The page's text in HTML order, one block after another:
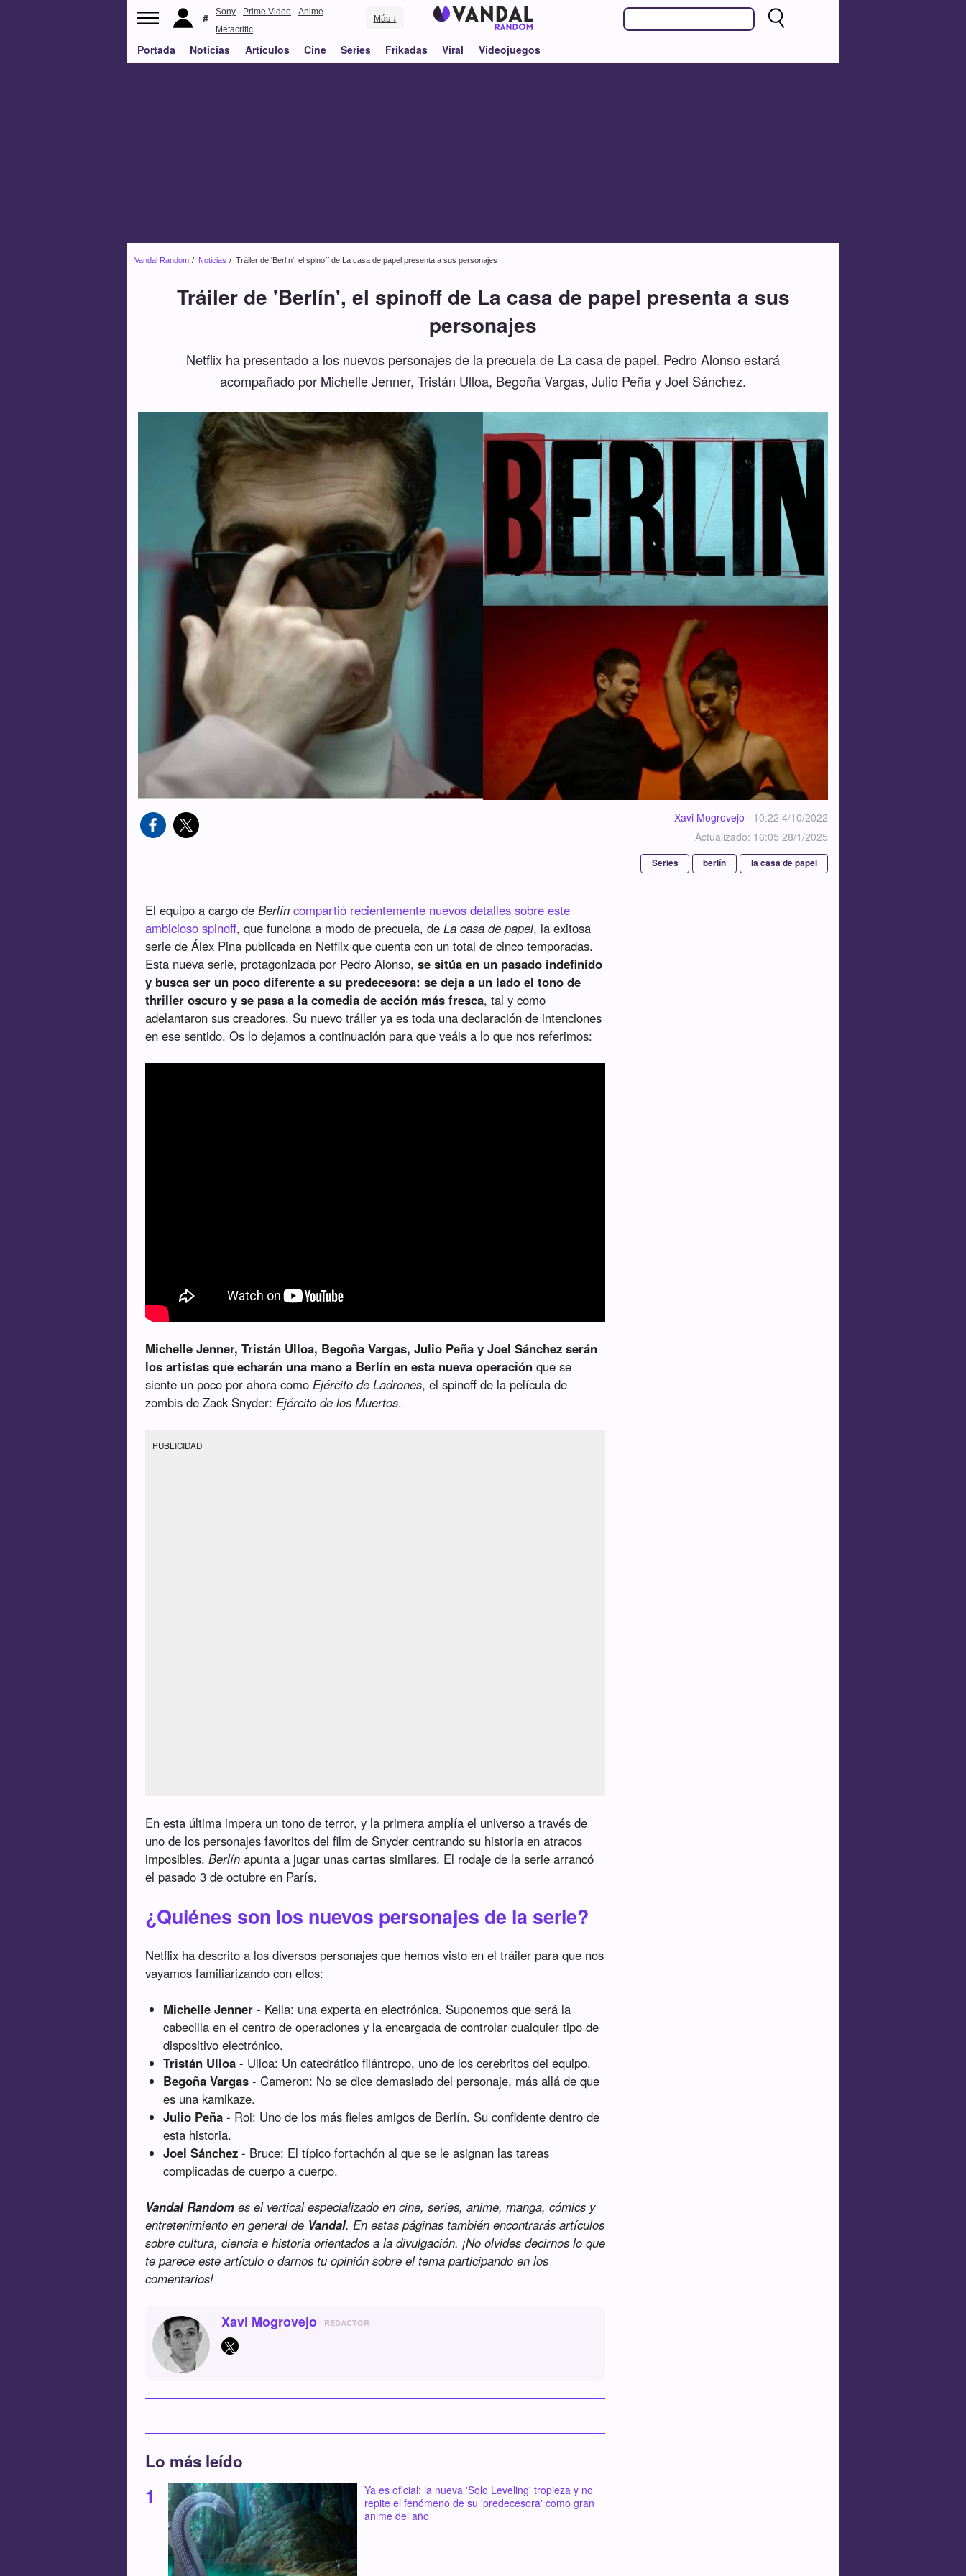
Sony Prime Video
Anime
Metacritic
Más ↓
Portada Noticias Artículos Cine Series Frikadas Viral Videojuegos
Vandal Random Noticias Tráiler de 'Berlín', el spinoff de La casa de papel presenta a sus personajes
Tráiler de 'Berlín', el spinoff de La casa de papel presenta a sus
personajes
Netflix ha presentado a los nuevos personajes de la precuela de La casa de papel. Pedro Alonso estará
acompañado por Michelle Jenner, Tristán Ulloa, Begoña Vargas, Julio Peña y Joel Sánchez.
Xavi Mogrovejo · 10:22 4/10/2022
Actualizado: 16:05 28/1/2025
Series berlín la casa de papel
El equipo a cargo deBerlín compartió recientemente nuevos detalles sobre este
ambicioso spinoff, que funciona a modo de precuela, deLa casa de papel, la exitosa
serie de Álex Pina publicada en Netflix que cuenta con un total de cinco temporadas.
Esta nueva serie, protagonizada por Pedro Alonso,se sitúa en un pasado indefinido
y busca ser un poco diferente a su predecesora: se deja a un lado el tono de
thriller oscuro y se pasa a la comedia de acción más fresca, tal y como
adelantaron sus creadores. Su nuevo tráiler ya es toda una declaración de intenciones
en ese sentido. Os lo dejamos a continuación para que veáis a lo que nos referimos:
Michelle Jenner, Tristán Ulloa, Begoña Vargas, Julio Peña y Joel Sánchez serán
los artistas que echarán una mano a Berlín en esta nueva operación que se
siente un poco por ahora comoEjército de Ladrones, el spinoff de la película de
zombis de Zack Snyder:Ejército de los Muertos.
PUBLICIDAD
En esta última impera un tono de terror, y la primera amplía el universo a través de
uno de los personajes favoritos del film de Snyder centrando su historia en atracos
imposibles.Berlín apunta a jugar unas cartas similares. El rodaje de la serie arrancó
el pasado 3 de octubre en París.
¿Quiénes son los nuevos personajes de la serie?
Netflix ha descrito a los diversos personajes que hemos visto en el tráiler para que nos
vayamos familiarizando con ellos:
Michelle Jenner - Keila: una experta en electrónica. Suponemos que será la
cabecilla en el centro de operaciones y la encargada de controlar cualquier tipo de
dispositivo electrónico.
Tristán Ulloa - Ulloa: Un catedrático filántropo, uno de los cerebritos del equipo.
Begoña Vargas - Cameron: No se dice demasiado del personaje, más allá de que
es una kamikaze.
Julio Peña - Roi: Uno de los más fieles amigos de Berlín. Su confidente dentro de
esta historia.
Joel Sánchez - Bruce: El típico fortachón al que se le asignan las tareas
complicadas de cuerpo a cuerpo.
Vandal Random es el vertical especializado en cine, series, anime, manga, cómics y
entretenimiento en general de Vandal. En estas páginas también encontrarás artículos
sobre cultura, ciencia e historia orientados a la divulgación. ¡No olvides decirnos lo que
te parece este artículo o darnos tu opinión sobre el tema participando en los
comentarios!
Xavi Mogrovejo REDACTOR
Lo más leído
Ya es oficial: la nueva 'Solo Leveling' tropieza y no
repite el fenómeno de su 'predecesora' como gran
anime del año